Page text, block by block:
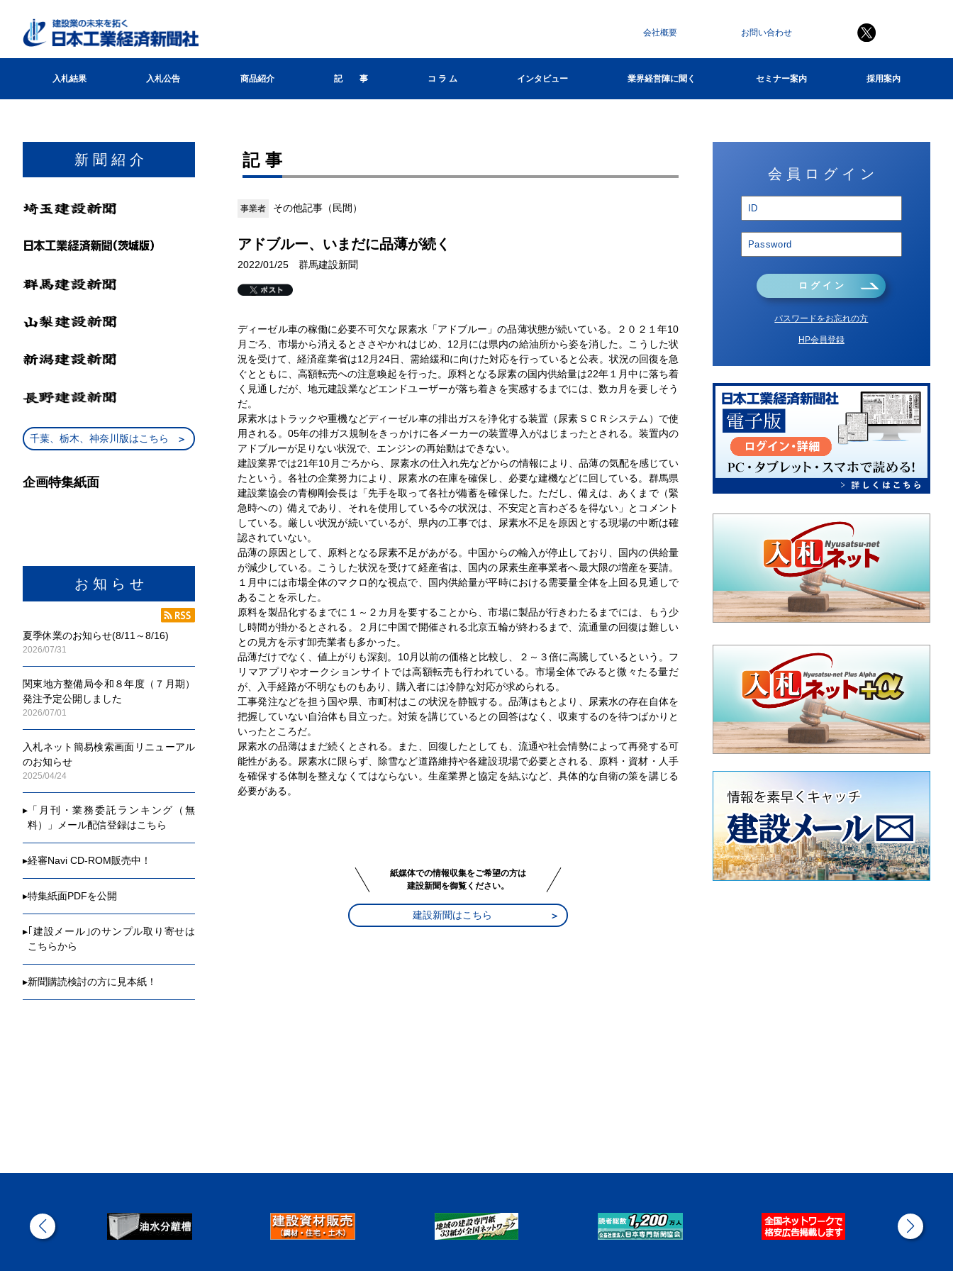
会社概要 お問い合わせ
入札結果 入札公告 商品紹介 記 事 コ ラ ム インタビュー 業界経営陣に聞く セミナー案内 採用案内
新 聞 紹 介
千葉、栃木、神奈川版はこちら
企画特集紙面
お 知 ら せ
夏季休業のお知らせ(8/11～8/16)
2026/07/31
関東地方整備局令和８年度（７月期）
発注予定公開しました
2026/07/01
入札ネット簡易検索画面リニューアル
のお知らせ
2025/04/24
▸ 「月刊・業務委託ランキング（無
料）」メール配信登録はこちら
▸経審Navi CD-ROM販売中！
▸特集紙面PDFを公開
▸ ｢建設メール｣のサンプル取り寄せは
こちらから
▸新聞購読検討の方に見本紙！
記事
事業者 その他記事（民間）
アドブルー、いまだに品薄が続く
2022/01/25 群馬建設新聞
ディーゼル車の稼働に必要不可欠な尿素水「アドブルー」の品薄状態が続いている。２０２１年10
月ごろ、市場から消えるとささやかれはじめ、12月には県内の給油所から姿を消した。こうした状
況を受けて、経済産業省は12月24日、需給緩和に向けた対応を行っていると公表。状況の回復を急
ぐとともに、高額転売への注意喚起を行った。原料となる尿素の国内供給量は22年１月中に落ち着
く見通しだが、地元建設業などエンドユーザーが落ち着きを実感するまでには、数カ月を要しそう
だ。
尿素水はトラックや重機などディーゼル車の排出ガスを浄化する装置（尿素ＳＣＲシステム）で使
用される。05年の排ガス規制をきっかけに各メーカーの装置導入がはじまったとされる。装置内の
アドブルーが足りない状況で、エンジンの再始動はできない。
建設業界では21年10月ごろから、尿素水の仕入れ先などからの情報により、品薄の気配を感じてい
たという。各社の企業努力により、尿素水の在庫を確保し、必要な建機などに回している。群馬県
建設業協会の青柳剛会長は「先手を取って各社が備蓄を確保した。ただし、備えは、あくまで（緊
急時への）備えであり、それを使用している今の状況は、不安定と言わざるを得ない」とコメント
している。厳しい状況が続いているが、県内の工事では、尿素水不足を原因とする現場の中断は確
認されていない。
品薄の原因として、原料となる尿素不足があがる。中国からの輸入が停止しており、国内の供給量
が減少している。こうした状況を受けて経産省は、国内の尿素生産事業者へ最大限の増産を要請。
１月中には市場全体のマクロ的な視点で、国内供給量が平時における需要量全体を上回る見通しで
あることを示した。
原料を製品化するまでに１～２カ月を要することから、市場に製品が行きわたるまでには、もう少
し時間が掛かるとされる。２月に中国で開催される北京五輪が終わるまで、流通量の回復は難しい
との見方を示す卸売業者も多かった。
品薄だけでなく、値上がりも深刻。10月以前の価格と比較し、２～３倍に高騰しているという。フ
リマアプリやオークションサイトでは高額転売も行われている。市場全体でみると微々たる量だ
が、入手経路が不明なものもあり、購入者には冷静な対応が求められる。
工事発注などを担う国や県、市町村はこの状況を静観する。品薄はもとより、尿素水の存在自体を
把握していない自治体も目立った。対策を講じているとの回答はなく、収束するのを待つばかりと
いったところだ。
尿素水の品薄はまだ続くとされる。また、回復したとしても、流通や社会情勢によって再発する可
能性がある。尿素水に限らず、除雪など道路維持や各建設現場で必要とされる、原料・資材・人手
を確保する体制を整えなくてはならない。生産業界と協定を結ぶなど、具体的な自衛の策を講じる
必要がある。
紙媒体での情報収集をご希望の方は
建設新聞を御覧ください。
建設新聞はこちら
会 員 ロ グ イ ン
ロ グ イ ン
パスワードをお忘れの方
HP会員登録